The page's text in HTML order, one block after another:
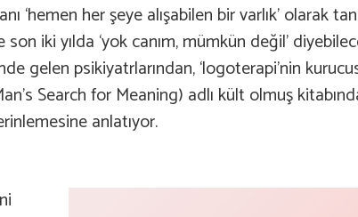
‘hemen her şeye alışabilen bir varlık’ olarak
iki yılda ‘yok canım, mümkün değil’
gelen psikiyatrlarından, ‘logoterapi’nin
Search for Meaning) adlı kült olmuş
anlatıyor.